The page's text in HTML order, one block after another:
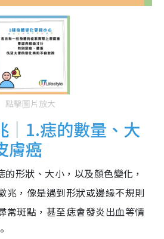
點擊圖片放大
｜1.痣的數量、大
膚癌
形狀、大小，以及顏色變化，
兆，像是遇到形狀或邊緣不規則
常斑點，甚至痣會發炎出血等情